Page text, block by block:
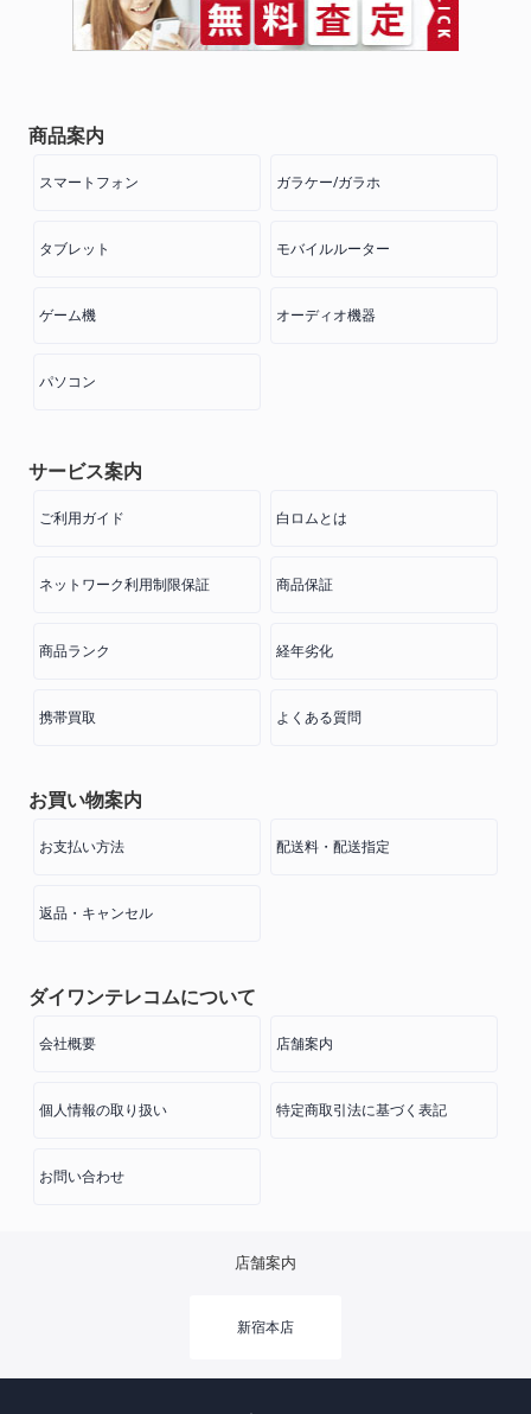
商品案内
スマートフォン ガラケー/ガラホ
タブレット モバイルルーター
ゲーム機 オーディオ機器
パソコン
サービス案内
ご利用ガイド 白ロムとは
ネットワーク利用制限保証 商品保証
商品ランク 経年劣化
携帯買取 よくある質問
お買い物案内
お支払い方法 配送料・配送指定
返品・キャンセル
ダイワンテレコムについて
会社概要 店舗案内
個人情報の取り扱い 特定商取引法に基づく表記
お問い合わせ
店舗案内
新宿本店